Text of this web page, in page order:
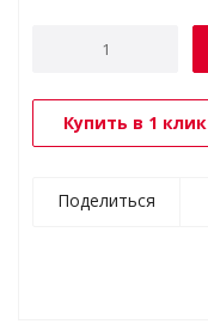
Купить в 1 клик
Поделиться